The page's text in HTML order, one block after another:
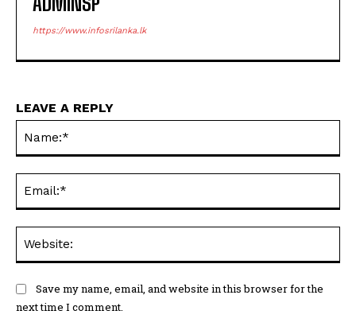
https://www.infosrilanka.lk
LEAVE A REPLY
Save my name, email, and website in this browser for the
next time I comment.